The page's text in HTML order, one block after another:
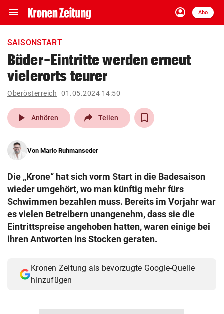
menu Navigation
ein-/ausklappen
account_circle
Anmelden
Abo
close Schließen
account_circle Anmelden
pin_drop
Wien arrow_right
search
eingeben
© Krone Multimedia GmbH & Co KG 2026
Muthgasse 2, 1190 Wien
SAISONSTART
Bäder-Eintritte werden erneut
vielerorts teurer
Oberösterreich 01.05.2024 14:50
play_arrow Anhören Teilen
Von Mario Ruhmanseder
Die „Krone“ hat sich vorm Start in die Badesaison
wieder umgehört, wo man künftig mehr fürs
Schwimmen bezahlen muss. Bereits im Vorjahr war
es vielen Betreibern unangenehm, dass sie die
Eintrittspreise angehoben hatten, waren einige bei
ihren Antworten ins Stocken geraten.
Kronen Zeitung als bevorzugte Google-Quelle
hinzufügen